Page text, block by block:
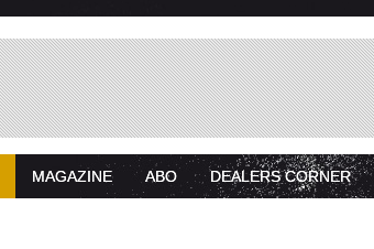
MAGAZINE ABO DEALERS CORNER